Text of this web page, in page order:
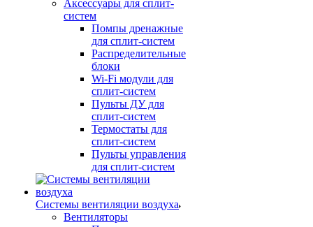
Аксессуары для сплит-
систем
Помпы дренажные
для сплит-систем
Распределительные
блоки
Wi-Fi модули для
сплит-систем
Пульты ДУ для
сплит-систем
Термостаты для
сплит-систем
Пульты управления
для сплит-систем
Системы вентиляции воздуха
Вентиляторы